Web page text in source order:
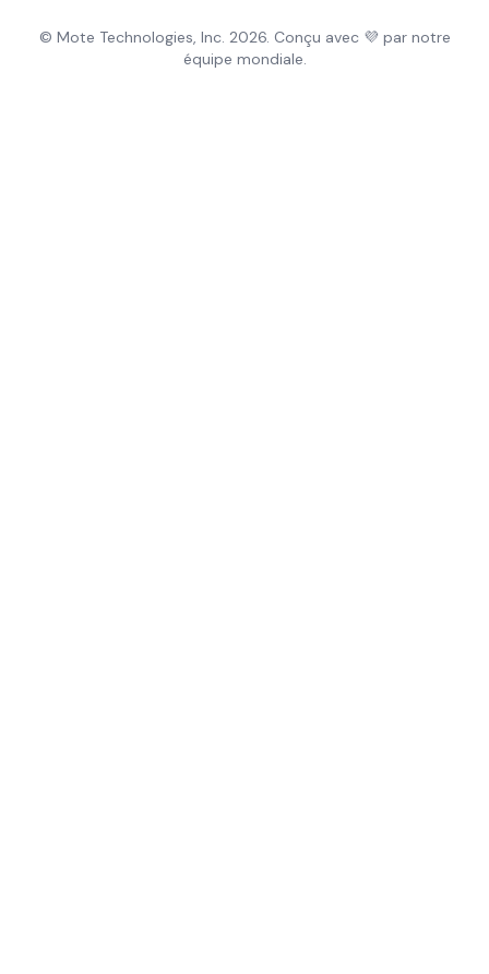
© Mote Technologies, Inc. 2026. Conçu avec 💜 par notre
équipe mondiale.